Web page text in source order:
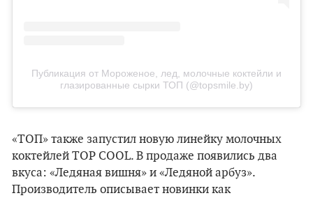
Публикация от Мороженое, лед, молочные коктейли и
глазированные сырки ТОП (@topsmile.by)
«ТОП» также запустил новую линейку молочных
коктейлей TOP COOL. В продаже появились два
вкуса: «Ледяная вишня» и «Ледяной арбуз».
Производитель описывает новинки как